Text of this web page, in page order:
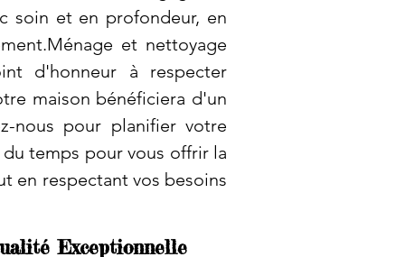
soin et en profondeur, en
et nettoyage
d'honneur à respecter
maison bénéficiera d'un
nous pour planifier votre
temps pour vous offrir la
en respectant vos besoins
Exceptionnelle